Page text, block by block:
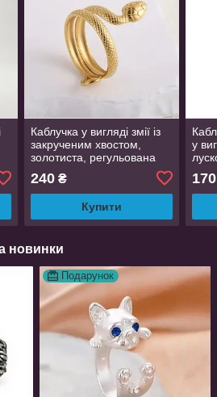
Каблучка у вигляді змії із
закрученим хвостом,
золотиста, регульована
240₴
Купити
у
170
новинки
Подарунок